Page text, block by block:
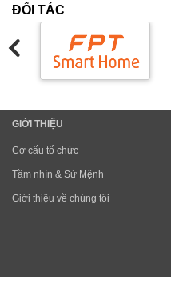
ĐỐI TÁC
GIỚI THIỆU
Cơ cấu tổ chức
Tầm nhìn & Sứ Mệnh
Giới thiệu về chúng tôi